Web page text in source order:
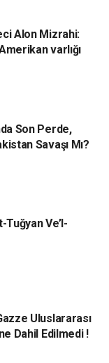
Alon Mizrahi:
varlığı
Son Perde,
Savaşı Mı?
Tuğyan Ve’l-
Uluslararası
Dahil Edilmedi !